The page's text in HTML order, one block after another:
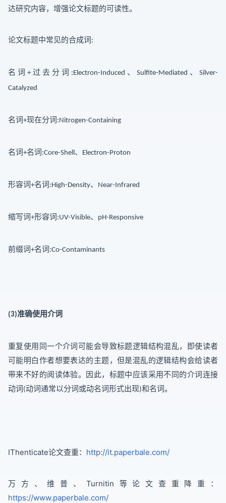
达研究内容，增强论文标题的可读性。
论文标题中常见的合成词 :
名词 +过去分词 :Electron-Induced 、 Sulfite-Mediated 、 Silver-
Catalyzed
名词 +现在分词 :Nitrogen-Containing
名词 +名词 :Core-Shell、 Electron-Proton
形容词 +名词 :High-Density、 Near-Infrared
缩写词 +形容词 :UV-Visible、 pH-Responsive
前缀词 +名词 :Co-Contaminants
(3)准确使用介词
重复使用同一个介词可能会导致标题逻辑结构混乱，即使读者
可能明白作者想要表达的主题，但是混乱的逻辑结构会给读者
带来不好的阅读体验。因此，标题中应该采用不同的介词连接
动词 (动词通常以分词或动名词形式出现)和名词。
IThenticate论文查重： http://it.paperbale.com/
万方、维普、 Turnitin等论文查重降重：
https://www.paperbale.com/